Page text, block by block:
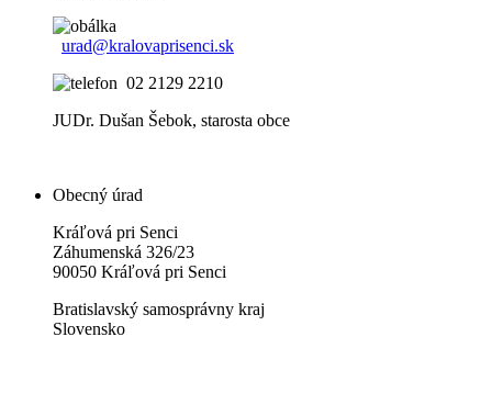
urad@kralovaprisenci.sk
02 2129 2210
JUDr. Dušan Šebok, starosta obce
Obecný úrad
Kráľová pri Senci
Záhumenská 326/23
90050 Kráľová pri Senci
Bratislavský samosprávny kraj
Slovensko